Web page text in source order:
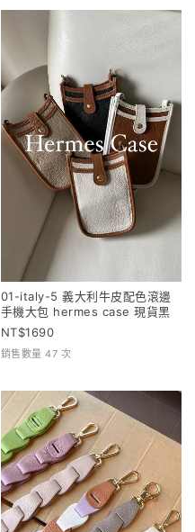
01-italy-5 義大利牛皮配色滾邊
手機大包 hermes case 現貨黑
1690
銷售數量 47 次